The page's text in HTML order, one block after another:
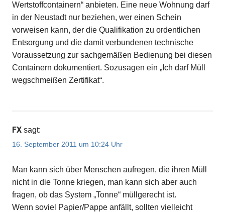
Wertstoffcontainern“ anbieten. Eine neue Wohnung darf
in der Neustadt nur beziehen, wer einen Schein
vorweisen kann, der die Qualifikation zu ordentlichen
Entsorgung und die damit verbundenen technische
Voraussetzung zur sachgemäßen Bedienung bei diesen
Containern dokumentiert. Sozusagen ein „Ich darf Müll
wegschmeißen Zertifikat“.
FX sagt:
16. September 2011 um 10:24 Uhr
Man kann sich über Menschen aufregen, die ihren Müll
nicht in die Tonne kriegen, man kann sich aber auch
fragen, ob das System „Tonne“ müllgerecht ist.
Wenn soviel Papier/Pappe anfällt, sollten vielleicht